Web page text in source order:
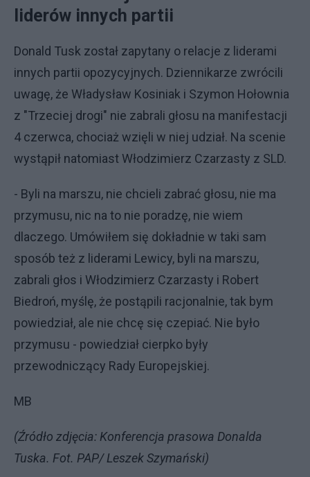
liderów innych partii
Donald Tusk został zapytany o relacje z liderami
innych partii opozycyjnych. Dziennikarze zwrócili
uwagę, że Władysław Kosiniak i Szymon Hołownia
z "Trzeciej drogi" nie zabrali głosu na manifestacji
4 czerwca, chociaż wzięli w niej udział. Na scenie
wystąpił natomiast Włodzimierz Czarzasty z SLD.
- Byli na marszu, nie chcieli zabrać głosu, nie ma
przymusu, nic na to nie poradzę, nie wiem
dlaczego. Umówiłem się dokładnie w taki sam
sposób też z liderami Lewicy, byli na marszu,
zabrali głos i Włodzimierz Czarzasty i Robert
Biedroń, myślę, że postąpili racjonalnie, tak bym
powiedział, ale nie chcę się czepiać. Nie było
przymusu - powiedział cierpko były
przewodniczący Rady Europejskiej.
MB
(Źródło zdjęcia: Konferencja prasowa Donalda
Tuska. Fot. PAP/ Leszek Szymański)